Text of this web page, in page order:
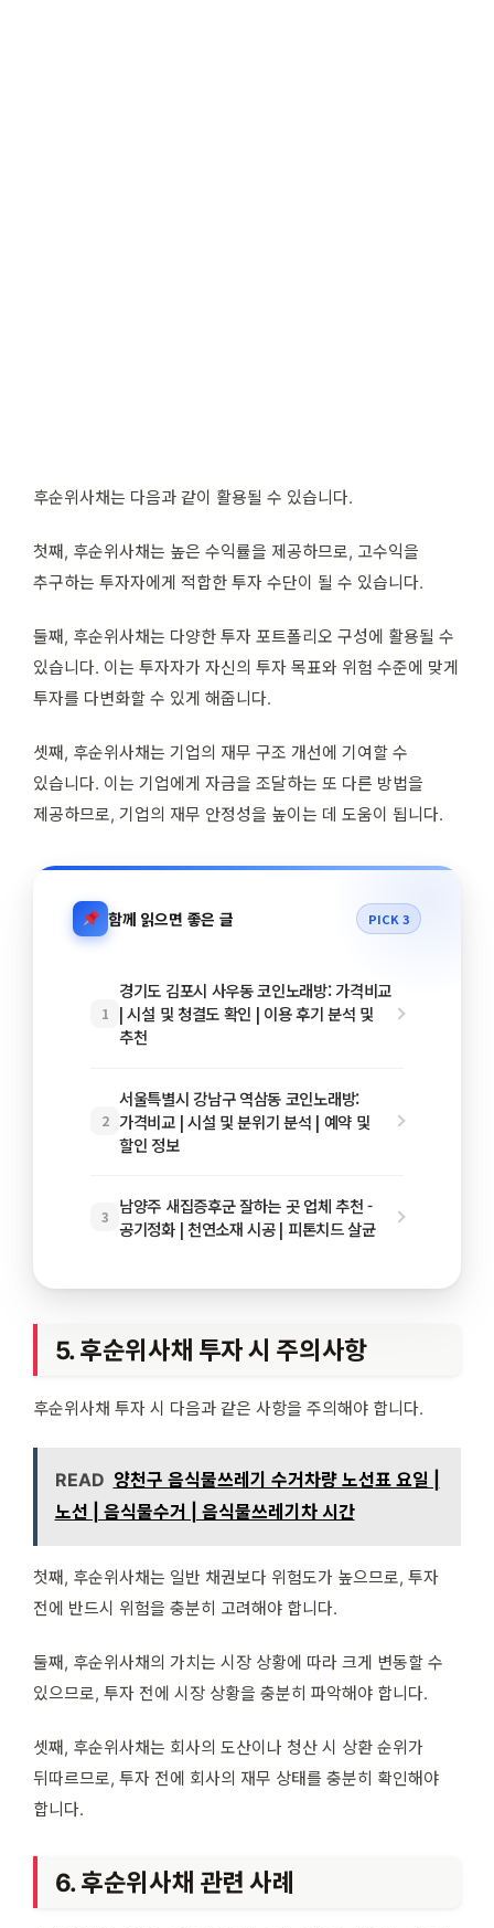
후순위사채는 다음과 같이 활용될 수 있습니다.
첫째, 후순위사채는 높은 수익률을 제공하므로, 고수익을
추구하는 투자자에게 적합한 투자 수단이 될 수 있습니다.
둘째, 후순위사채는 다양한 투자 포트폴리오 구성에 활용될 수
있습니다. 이는 투자자가 자신의 투자 목표와 위험 수준에 맞게
투자를 다변화할 수 있게 해줍니다.
셋째, 후순위사채는 기업의 재무 구조 개선에 기여할 수
있습니다. 이는 기업에게 자금을 조달하는 또 다른 방법을
제공하므로, 기업의 재무 안정성을 높이는 데 도움이 됩니다.
함께 읽으면 좋은 글 PICK 3
1
경기도 김포시 사우동 코인노래방: 가격비교
| 시설 및 청결도 확인 | 이용 후기 분석 및
추천
2
서울특별시 강남구 역삼동 코인노래방:
가격비교 | 시설 및 분위기 분석 | 예약 및
할인 정보
3
남양주 새집증후군 잘하는 곳 업체 추천 -
공기정화 | 천연소재 시공 | 피톤치드 살균
5. 후순위사채 투자 시 주의사항
후순위사채 투자 시 다음과 같은 사항을 주의해야 합니다.
READ 양천구 음식물쓰레기 수거차량 노선표 요일 |
노선 | 음식물수거 | 음식물쓰레기차 시간
첫째, 후순위사채는 일반 채권보다 위험도가 높으므로, 투자
전에 반드시 위험을 충분히 고려해야 합니다.
둘째, 후순위사채의 가치는 시장 상황에 따라 크게 변동할 수
있으므로, 투자 전에 시장 상황을 충분히 파악해야 합니다.
셋째, 후순위사채는 회사의 도산이나 청산 시 상환 순위가
뒤따르므로, 투자 전에 회사의 재무 상태를 충분히 확인해야
합니다.
6. 후순위사채 관련 사례